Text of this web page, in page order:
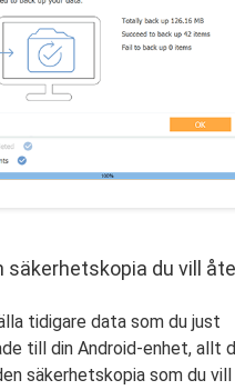
säkerhetskopia du vill
tidigare data som du just
till din Android-enhet, allt
säkerhetskopia som du